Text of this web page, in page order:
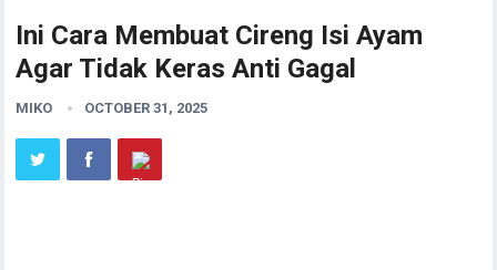
Ini Cara Membuat Cireng Isi Ayam
Agar Tidak Keras Anti Gagal
MIKO OCTOBER 31, 2025